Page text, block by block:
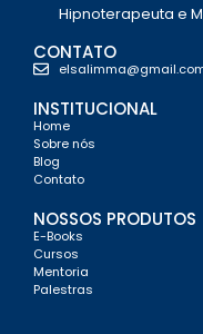
Hipnoterapeuta e
CONTATO
INSTITUCIONAL
Home
Sobre nós
Blog
Contato
NOSSOS PRODUTOS
E-Books
Cursos
Mentoria
Palestras